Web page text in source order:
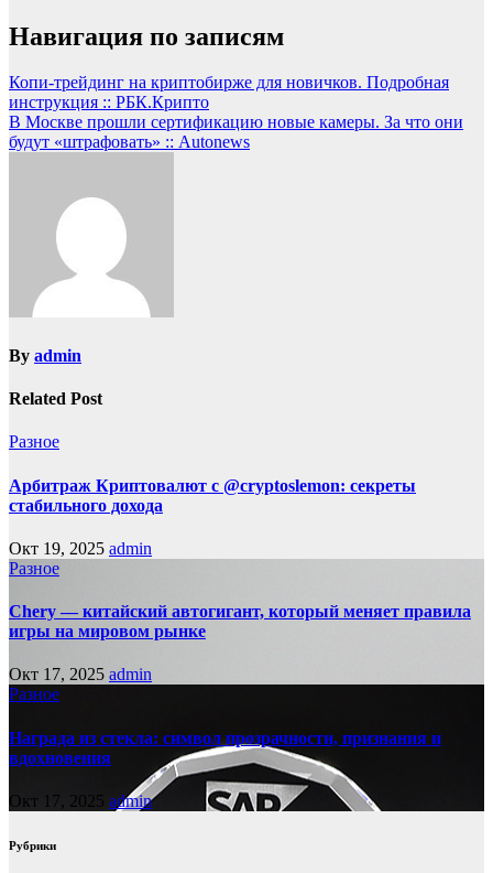
Навигация по записям
Копи-трейдинг на криптобирже для новичков. Подробная
инструкция :: РБК.Крипто
В Москве прошли сертификацию новые камеры. За что они
будут «штрафовать» :: Autonews
By admin
Related Post
Разное
Арбитраж Криптовалют с @cryptoslemon: секреты
стабильного дохода
Окт 19, 2025 admin
Разное
Chery — китайский автогигант, который меняет правила
игры на мировом рынке
Окт 17, 2025 admin
Разное
Награда из стекла: символ прозрачности, признания и
вдохновения
Окт 17, 2025 admin
Рубрики